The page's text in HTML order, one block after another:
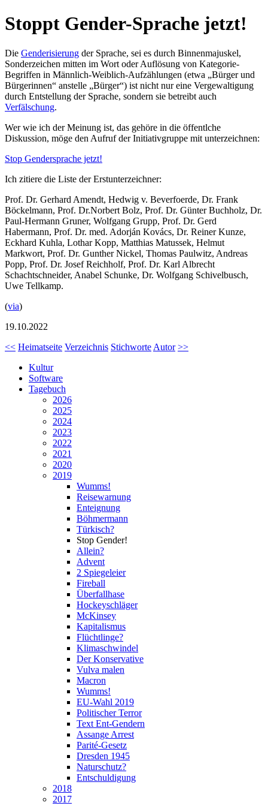
Stoppt Gender-Sprache jetzt!
Die Genderisierung der Sprache, sei es durch Binnenmajuskel,
Sonderzeichen mitten im Wort oder Auflösung von Kategorie-
Begriffen in Männlich-Weiblich-Aufzählungen (etwa „Bürger und
Bürgerinnen“ anstelle „Bürger“) ist nicht nur eine Vergewaltigung
durch Entstellung der Sprache, sondern sie betreibt auch
Verfälschung.
Wer wie ich der Meinung ist, das gehöre in die öffentlche
Diskussion, möge den Aufruf der Initiativgruppe mit unterzeichnen:
Stop Gendersprache jetzt!
Ich zitiere die Liste der Erstunterzeichner:
Prof. Dr. Gerhard Amendt, Hedwig v. Beverfoerde, Dr. Frank
Böckelmann, Prof. Dr.Norbert Bolz, Prof. Dr. Günter Buchholz, Dr.
Paul-Hermann Gruner, Wolfgang Grupp, Prof. Dr. Gerd
Habermann, Prof. Dr. med. Adorján Kovács, Dr. Reiner Kunze,
Eckhard Kuhla, Lothar Kopp, Matthias Matussek, Helmut
Markwort, Prof. Dr. Gunther Nickel, Thomas Paulwitz, Andreas
Popp, Prof. Dr. Josef Reichholf, Prof. Dr. Karl Albrecht
Schachtschneider, Anabel Schunke, Dr. Wolfgang Schivelbusch,
Uwe Tellkamp.
(via)
19.10.2022
<< Heimatseite Verzeichnis Stichworte Autor >>
Kultur
Software
Tagebuch
2026
2025
2024
2023
2022
2021
2020
2019
Wumms!
Reisewarnung
Enteignung
Böhmermann
Türkisch?
Stop Gender!
Allein?
Advent
2 Spiegeleier
Fireball
Überfallhase
Hockeyschläger
McKinsey
Kapitalismus
Flüchtlinge?
Klimaschwindel
Der Konservative
Vulva malen
Macron
Wumms!
EU-Wahl 2019
Politischer Terror
Text Ent-Gendern
Assange Arrest
Parité-Gesetz
Dresden 1945
Naturschutz?
Entschuldigung
2018
2017